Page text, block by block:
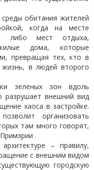
среды обитания жителей
когда на месте
либо мест отдыха,
дома, которые
превращая тех, кто в
в людей второго
зеленых зон вдоль
разрушает внешний вид
хаоса в застройке.
организовать
там много говорят,
.
– правилу,
с внешним видом
городскую